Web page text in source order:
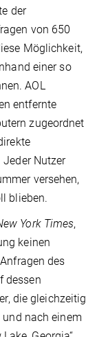
der
von 650
Möglichkeit,
einer so
AOL
entfernte
zugeordnet
Nutzer
versehen,
blieben.
York Times,
keinen
des
dessen
die gleichzeitig
und nach einem